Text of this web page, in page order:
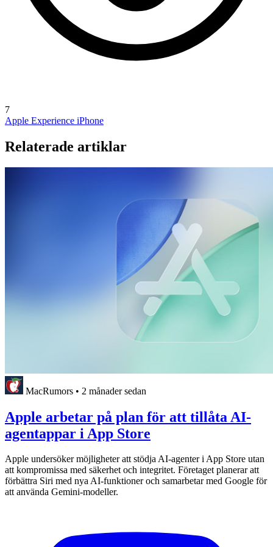
7
Apple Experience iPhone
Relaterade artiklar
MacRumors • 2 månader sedan
Apple arbetar på plan för att tillåta AI-
agentappar i App Store
Apple undersöker möjligheter att stödja AI-agenter i App Store utan
att kompromissa med säkerhet och integritet. Företaget planerar att
förbättra Siri med nya AI-funktioner och samarbetar med Google för
att använda Gemini-modeller.